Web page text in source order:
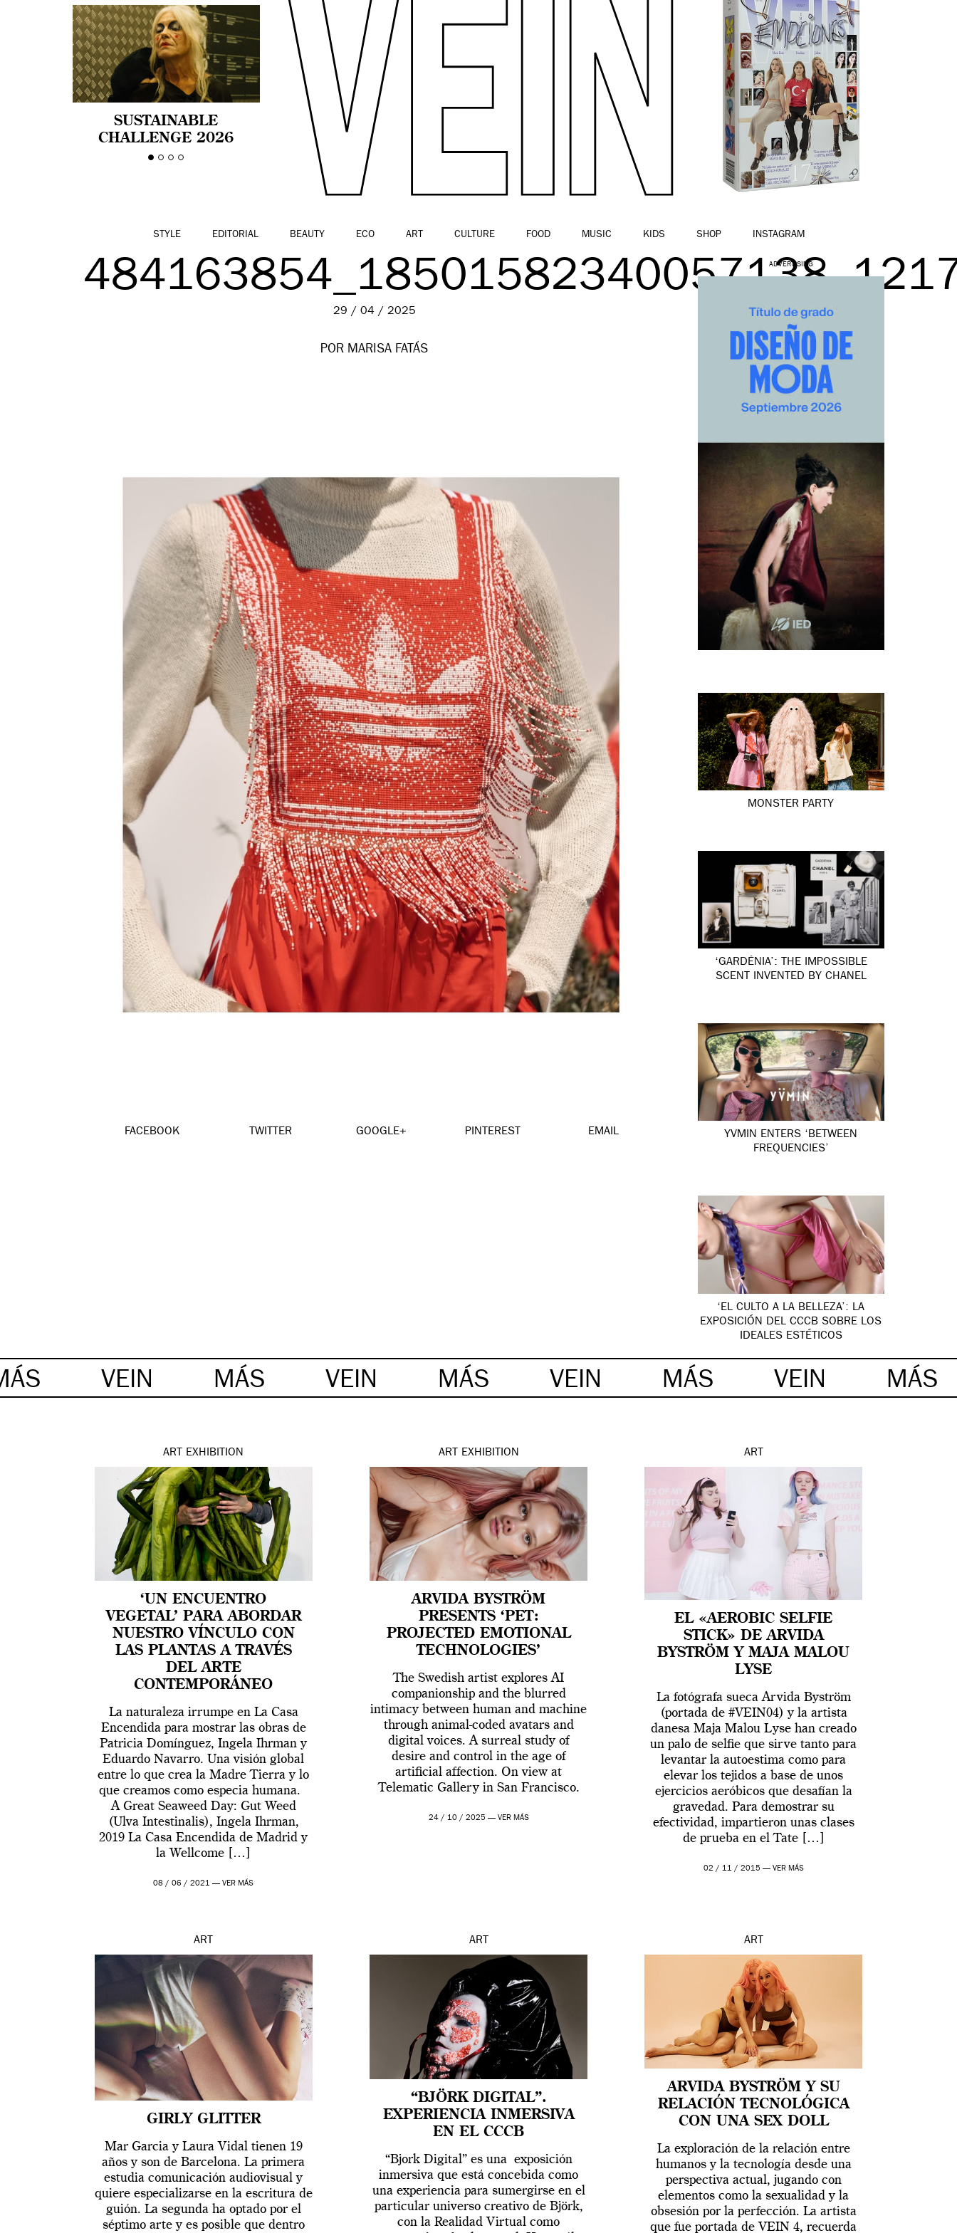
SUSTAINABLE
CHALLENGE 2026
CELEBRA LA
STYLE EDITORIAL BEAUTY ECO ART CULTURE FOOD MUSIC KIDS SHOP INSTAGRAM
29 / 04 / 2025
POR MARISA FATÁS
FACEBOOK TWITTER GOOGLE+ PINTEREST EMAIL
ADVERTISING
MONSTER PARTY
‘GARDÉNIA’: THE IMPOSSIBLE
SCENT INVENTED BY CHANEL
YVMIN ENTERS ‘BETWEEN
FREQUENCIES’
‘EL CULTO A LA BELLEZA’: LA
EXPOSICIÓN DEL CCCB SOBRE LOS
IDEALES ESTÉTICOS
VEIN MÁS VEIN MÁS VEIN MÁS VEIN MÁS
ART EXHIBITION
‘UN ENCUENTRO
VEGETAL’ PARA ABORDAR
NUESTRO VÍNCULO CON
LAS PLANTAS A TRAVÉS
DEL ARTE
CONTEMPORÁNEO
La naturaleza irrumpe en La Casa
Encendida para mostrar las obras de
Patricia Domínguez, Ingela Ihrman y
Eduardo Navarro. Una visión global
entre lo que crea la Madre Tierra y lo
que creamos como especia humana.
A Great Seaweed Day: Gut Weed
(Ulva Intestinalis), Ingela Ihrman,
2019 La Casa Encendida de Madrid y
la Wellcome […]
08 / 06 / 2021 —VER MÁS
ART EXHIBITION
ARVIDA BYSTRÖM
PRESENTS ‘PET:
PROJECTED EMOTIONAL
TECHNOLOGIES’
The Swedish artist explores AI
companionship and the blurred
intimacy between human and machine
through animal-coded avatars and
digital voices. A surreal study of
desire and control in the age of
artificial affection. On view at
Telematic Gallery in San Francisco.
24 / 10 / 2025 — VER MÁS
ART
EL «AEROBIC SELFIE
STICK» DE ARVIDA
BYSTRÖM Y MAJA MALOU
LYSE
La fotógrafa sueca Arvida Byström
(portada de #VEIN04) y la artista
danesa Maja Malou Lyse han creado
un palo de selfie que sirve tanto para
levantar la autoestima como para
elevar los tejidos a base de unos
ejercicios aeróbicos que desafían la
gravedad. Para demostrar su
efectividad, impartieron unas clases
de prueba en el Tate […]
02 / 11 / 2015 — VER MÁS
ART
GIRLY GLITTER
Mar Garcia y Laura Vidal tienen 19
años y son de Barcelona. La primera
estudia comunicación audiovisual y
quiere especializarse en la escritura de
guión. La segunda ha optado por el
séptimo arte y es posible que dentro
ART
“BJÖRK DIGITAL”.
EXPERIENCIA INMERSIVA
EN EL CCCB
“Bjork Digital” es una exposición
inmersiva que está concebida como
una experiencia para sumergirse en el
particular universo creativo de Björk,
con la Realidad Virtual como
ART
ARVIDA BYSTRÖM Y SU
RELACIÓN TECNOLÓGICA
CON UNA SEX DOLL
La exploración de la relación entre
humanos y la tecnología desde una
perspectiva actual, jugando con
elementos como la sexualidad y la
obsesión por la perfección. La artista
que fue portada de VEIN 4, recuerda